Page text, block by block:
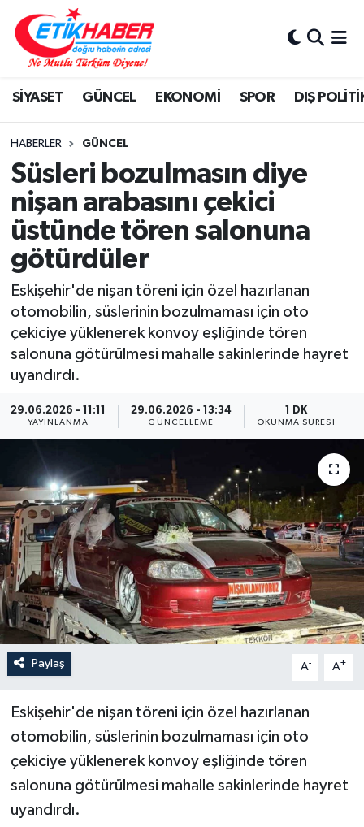
SİYASET GÜNCEL EKONOMİ SPOR DIŞ
HABERLER GÜNCEL
Süsleri bozulmasın diye
nişan arabasını çekici
üstünde tören salonuna
götürdüler
Eskişehir'de nişan töreni için özel hazırlanan
otomobilin, süslerinin bozulmaması için oto
çekiciye yüklenerek konvoy eşliğinde tören
salonuna götürülmesi mahalle sakinlerinde hayret
uyandırdı.
29.06.2026 - 11:11
YAYINLANMA
29.06.2026 - 13:34
GÜNCELLEME
1 DK
OKUNMA SÜRESI
Paylaş A- A+
Eskişehir'de nişan töreni için özel hazırlanan
otomobilin, süslerinin bozulmaması için oto
çekiciye yüklenerek konvoy eşliğinde tören
salonuna götürülmesi mahalle sakinlerinde hayret
uyandırdı.
BİLİM-TEKNOLOJİ
DIŞ POLİTİKA
DÜNYA
EĞİTİM GENÇLİK
EKONOMİ
KÖŞE YAZILARI
KÜLTÜR-SANAT-MAGAZİN
MEDYA
SAĞLIK
SİYASET
GÜNCEL
SPOR
YAŞAM
Nöbetçi Eczaneler
Hava Durumu
İstanbul Namaz Vakitleri
Trafik Durumu
Süper Lig Puan Durumu ve Fikstür
Tüm Manşetler
Son Dakika Haberleri
Haber Arşivi